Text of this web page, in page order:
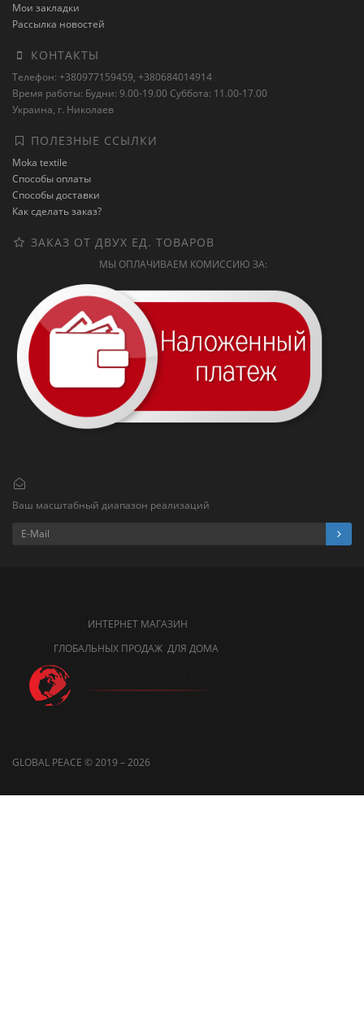
Мои закладки
Рассылка новостей
КОНТАКТЫ
Телефон: +380977159459, +380684014914
Время работы: Будни: 9.00-19.00 Суббота: 11.00-17.00
Украина, г. Николаев
ПОЛЕЗНЫЕ ССЫЛКИ
Moka textile
Способы оплаты
Способы доставки
Как сделать заказ?
ЗАКАЗ ОТ ДВУХ ЕД. ТОВАРОВ
МЫ ОПЛАЧИВАЕМ КОМИССИЮ ЗА:
Ваш масштабный диапазон реализаций
ИНТЕРНЕТ МАГАЗИН
ГЛОБАЛЬНЫХ ПРОДАЖ ДЛЯ ДОМА
GLOBAL PEACE © 2019 – 2026